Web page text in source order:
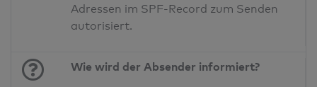
Adressen im SPF-Record zum Senden
autorisiert.
Wie wird der Absender informiert?